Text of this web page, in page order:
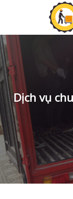
Dịch vụ